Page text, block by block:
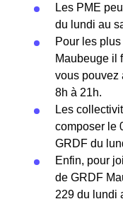
Les PME
du lundi au
Pour les
Maubeuge il
vous pouvez
8h à 21h.
Les
composer le
GRDF du
Enfin, pour
de GRDF
229 du lundi